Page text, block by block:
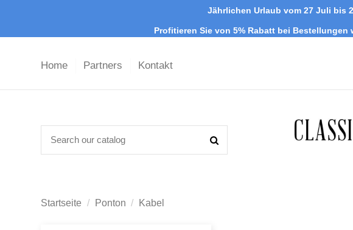
Jährlichen Urlaub vom 27 Juli bis
Profitieren Sie von 5% Rabatt bei
Home Partners Kontakt
Startseite Ponton Kabel